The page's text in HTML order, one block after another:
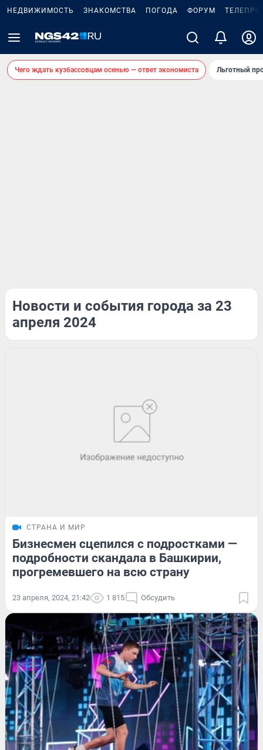
НЕДВИЖИМОСТЬ ЗНАКОМСТВА ПОГОДА ФОРУМ
Чего ждать кузбассовцам осенью — ответ экономиста Льготный
Новости и события города за 23
апреля 2024
СТРАНА И МИР
Бизнесмен сцепился с подростками —
подробности скандала в Башкирии,
прогремевшего на всю страну
23 апреля, 2024, 21:42 1 815 Обсудить